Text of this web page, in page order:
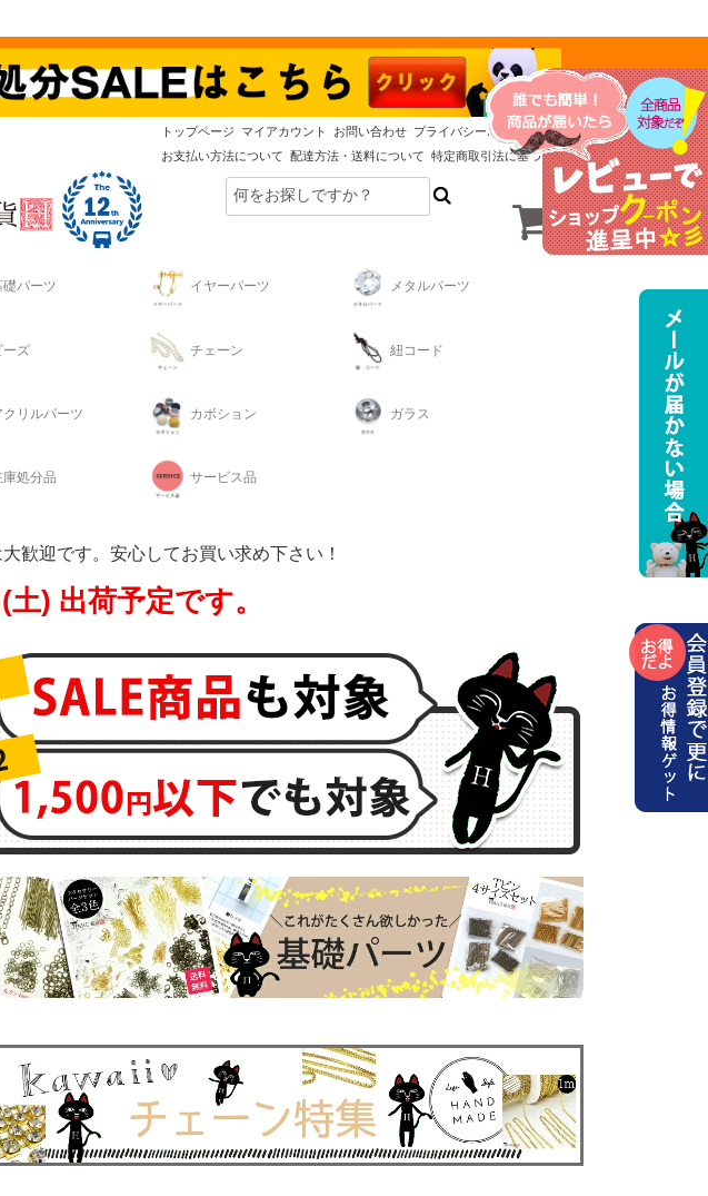
トップページ マイアカウント お問い合わせ プライバシーポリシー
お支払い方法について 配達方法・送料について 特定商取引法に基づく表記
礎パーツ イヤーパーツ メタルパーツ
ーズ チェーン 紐コード
クリルパーツ カボション ガラス
庫処分品 サービス品
歓迎です。安心してお買い求め下さい！